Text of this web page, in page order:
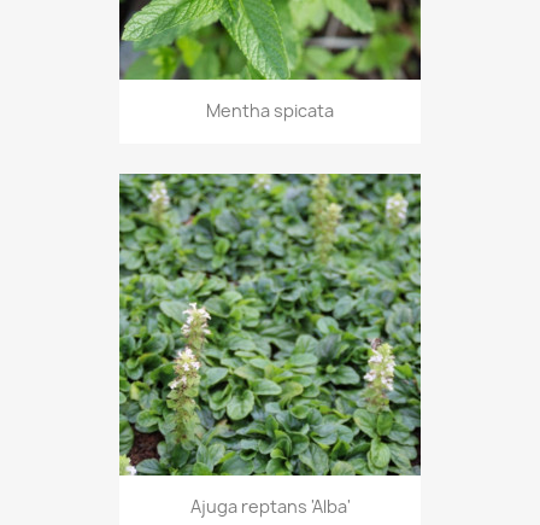
Mentha spicata
Ajuga reptans 'Alba'